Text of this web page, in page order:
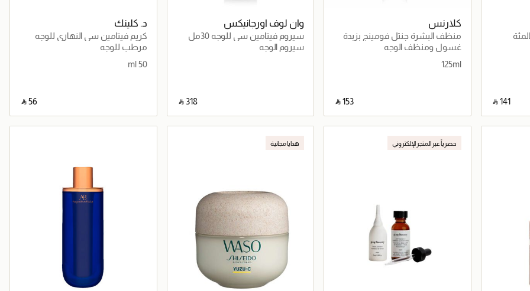
‎ ⃁ ⁦141⁩ ‎
كلارنس
منظف البشرة جنتل فومينج بزبدة
الشيا للبشرة الجافة والحساسة125ml
غسول ومنظف الوجه
125ml
‎ ⃁ ⁦153⁩ ‎
جاري تحميل التفاصيل
وان لوف اورجانيكس
سيروم فيتامين سي للوجه 30مل
سيروم الوجه
‎ ⃁ ⁦318⁩ ‎
جاري تحميل التفاصيل
د. كلينك
كريم فيتامين سي النهاري للوجه
مرطب للوجه
50 ml
‎ ⃁ ⁦56⁩ ‎
جاري تحميل التفاصيل
حصرياً عبر المتجر الإلكتروني هدايا مجانية